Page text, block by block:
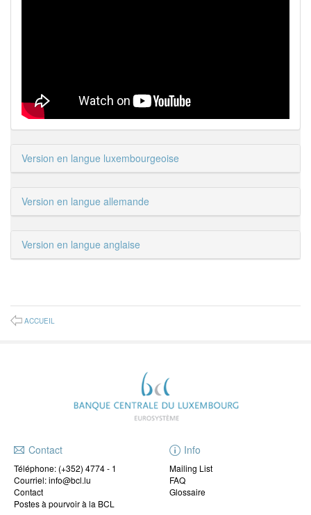
Version en langue luxembourgeoise
Version en langue allemande
Version en langue anglaise
ACCUEIL
Contact
Téléphone: (+352) 4774 - 1
Courriel: info@bcl.lu
Contact
Postes à pourvoir à la BCL
Info
Mailing List
FAQ
Glossaire